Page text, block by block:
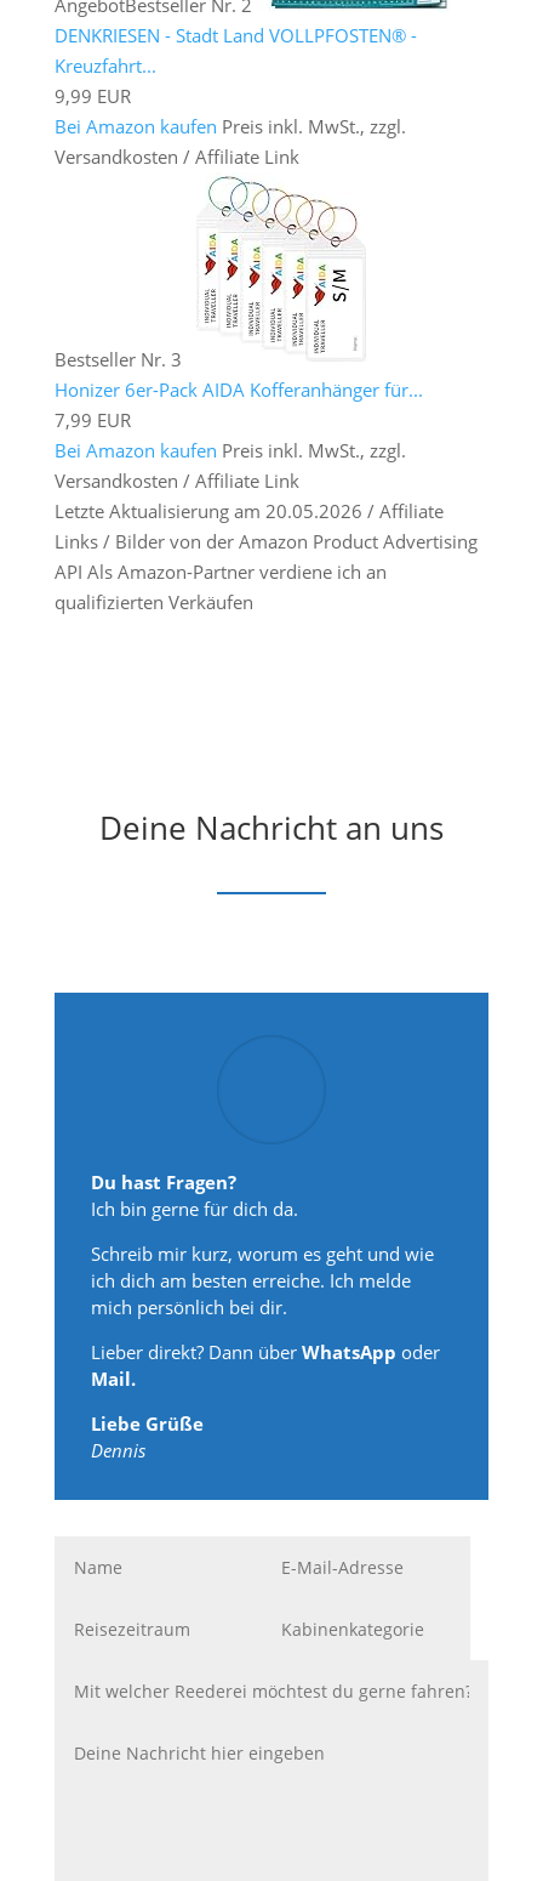
DENKRIESEN - Stadt Land VOLLPFOSTEN® -
Kreuzfahrt...
9,99 EUR
Bei Amazon kaufen Preis inkl. MwSt., zzgl.
Versandkosten / Affiliate Link
Bestseller Nr. 3
Honizer 6er-Pack AIDA Kofferanhänger für...
7,99 EUR
Bei Amazon kaufen Preis inkl. MwSt., zzgl.
Versandkosten / Affiliate Link
Letzte Aktualisierung am 20.05.2026 / Affiliate
Links / Bilder von der Amazon Product Advertising
API Als Amazon-Partner verdiene ich an
qualifizierten Verkäufen
Deine Nachricht an uns
Du hast Fragen?
Ich bin gerne für dich da.
Schreib mir kurz, worum es geht und wie
ich dich am besten erreiche. Ich melde
mich persönlich bei dir.
Lieber direkt? Dann überWhatsApp oder
Mail.
Liebe Grüße
Dennis